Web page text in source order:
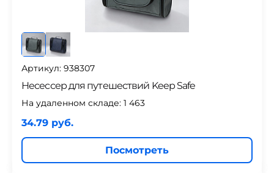
Артикул: 938307
Несессер для путешествий Keep Safe
На удаленном складе: 1 463
34.79 руб.
Посмотреть